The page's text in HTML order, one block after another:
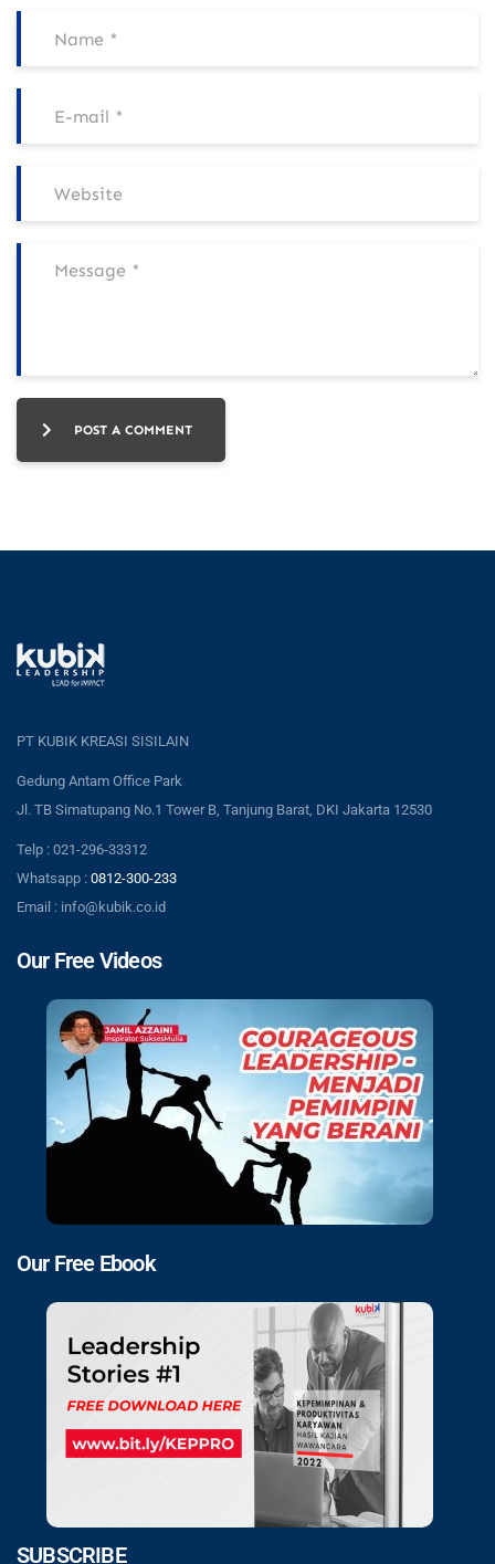
POST A COMMENT
PT KUBIK KREASI SISILAIN
Gedung Antam Office Park
Jl. TB Simatupang No.1 Tower B, Tanjung Barat, DKI Jakarta 12530
Telp : 021-296-33312
Whatsapp : 0812-300-233
Email : info@kubik.co.id
Our Free Videos
Our Free Ebook
SUBSCRIBE